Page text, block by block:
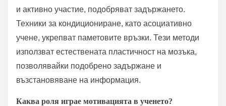
и активно участие, подобряват задържането.
Техники за кондициониране, като асоциативно
учене, укрепват паметовите връзки. Тези методи
използват естествената пластичност на мозъка,
позволявайки подобрено задържане и
възстановяване на информация.
Каква роля играе мотивацията в ученето?